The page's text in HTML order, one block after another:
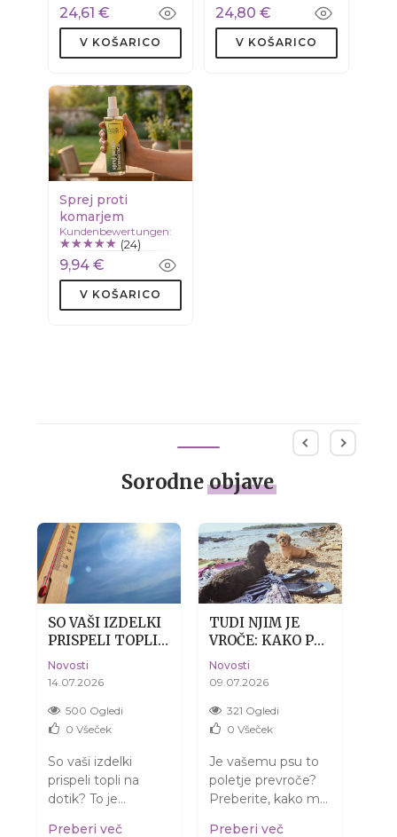
24,61 €
V KOŠARICO
24,80 €
V KOŠARICO
Sprej proti
komarjem
Kundenbewertungen:
(24)
9,94 €
V KOŠARICO
Sorodneobjave
SO VAŠI IZDELKI
PRISPELI TOPLI?
BREZ SKRBI, TO
JE POVSEM
Novosti
14.07.2026
500 Ogledi
0 Všeček
So vaši izdelki
prispeli topli na
dotik? To je
Preberi več
TUDI NJIM JE
VROČE: KAKO PSU
POMAGATI
PREŽIVETI
DRAME
Novosti
09.07.2026
321 Ogledi
0 Všeček
Je vašemu psu to
poletje prevroče?
Preberite, kako mu
Preberi več